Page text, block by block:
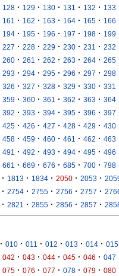
128 · 129 · 130 · 131 · 132 · 133
161 · 162 · 163 · 164 · 165 · 166
194 · 195 · 196 · 197 · 198 · 199
227 · 228 · 229 · 230 · 231 · 232
260 · 261 · 262 · 263 · 264 · 265
293 · 294 · 295 · 296 · 297 · 298
326 · 327 · 328 · 329 · 330 · 331
359 · 360 · 361 · 362 · 363 · 364
392 · 393 · 394 · 395 · 396 · 397
425 · 426 · 427 · 428 · 429 · 430
458 · 459 · 460 · 461 · 462 · 463
491 · 492 · 493 · 494 · 495 · 496
661 · 669 · 676 · 685 · 700 · 798
· 1813 · 1834 · 2050 · 2053 ·
· 2754 · 2755 · 2756 · 2757 ·
· 2821 · 2855 · 2856 · 2857 ·
· 010 · 011 · 012 · 013 · 014 · 015
042 · 043 · 044 · 045 · 046 · 047
075 · 076 · 077 · 078 · 079 · 080